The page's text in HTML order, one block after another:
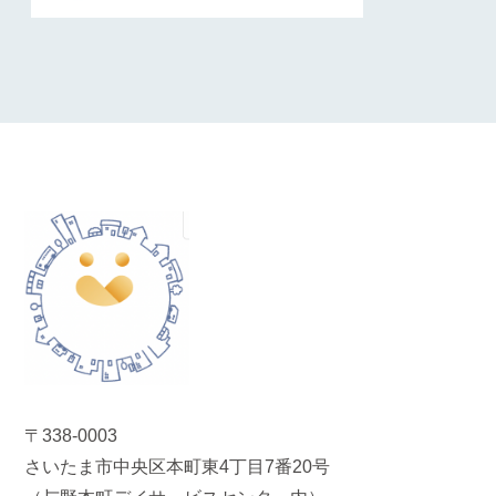
〒338-0003
さいたま市中央区本町東4丁目7番20号